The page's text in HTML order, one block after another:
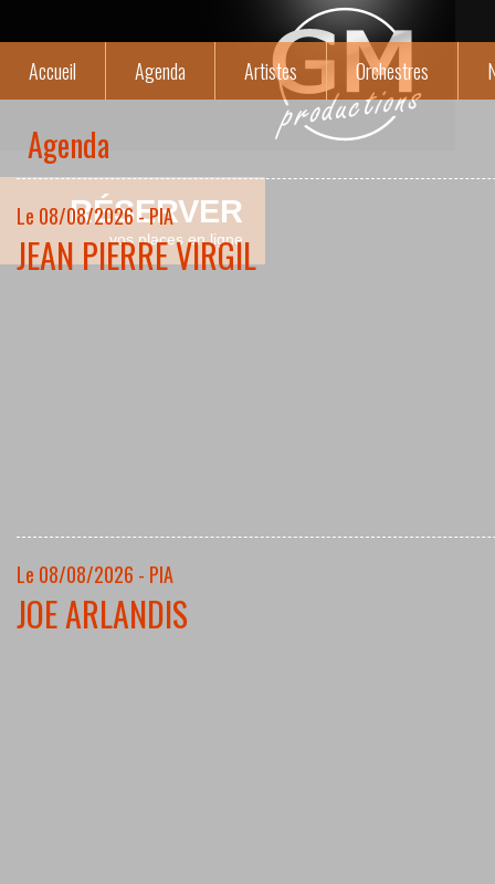
RÉSERVER
vos places en ligne
Accueil Agenda Artistes Orchestres
Agenda
Le 08/08/2026 - PIA
JEAN PIERRE VIRGIL
Le 08/08/2026 - PIA
JOE ARLANDIS